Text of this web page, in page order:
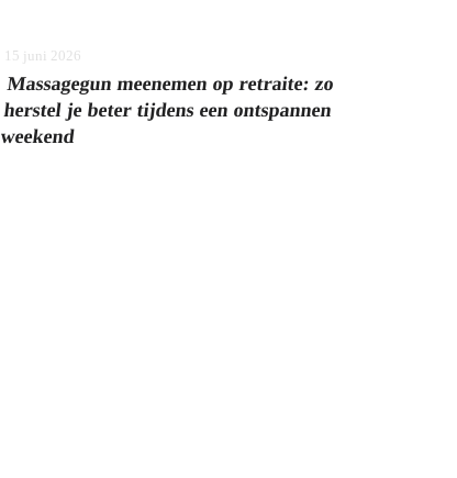
15 juni 2026
Massagegun meenemen op retraite: zo
herstel je beter tijdens een ontspannen
weekend